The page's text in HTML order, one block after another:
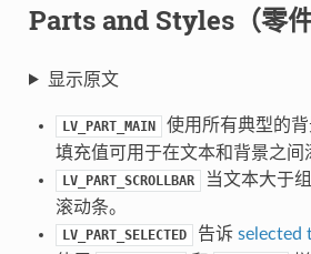
Parts and Styles（零件
显示原文
LV_PART_MAIN
使用所有典型的背
填充值可用于在文本和背景之间
LV_PART_SCROLLBAR
当文本大于
滚动条。
LV_PART_SELECTED 告诉 selected